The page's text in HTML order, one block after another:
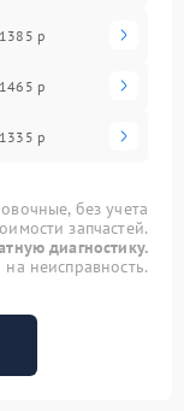
1385 р
1465 р
1335 р
без учета
запчастей.
диагностику.
неисправность.